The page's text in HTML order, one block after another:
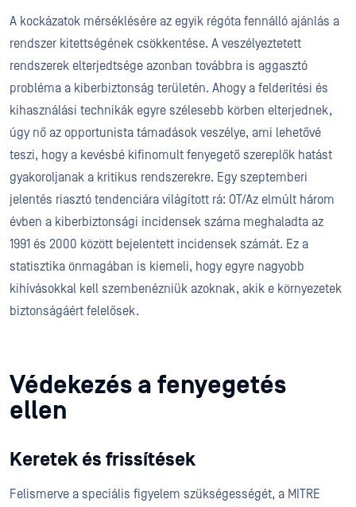
A kockázatok mérséklésére az egyik régóta fennálló ajánlás a
rendszer kitettségének csökkentése. A veszélyeztetett
rendszerek elterjedtsége azonban továbbra is aggasztó
probléma a kiberbiztonság területén. Ahogy a felderítési és
kihasználási technikák egyre szélesebb körben elterjednek,
úgy nő az opportunista támadások veszélye, ami lehetővé
teszi, hogy a kevésbé kifinomult fenyegető szereplők hatást
gyakoroljanak a kritikus rendszerekre. Egy szeptemberi
jelentés riasztó tendenciára világított rá: OT/Az elmúlt három
évben a kiberbiztonsági incidensek száma meghaladta az
1991 és 2000 között bejelentett incidensek számát. Ez a
statisztika önmagában is kiemeli, hogy egyre nagyobb
kihívásokkal kell szembenézniük azoknak, akik e környezetek
biztonságáért felelősek.
Védekezés a fenyegetés
ellen
Keretek és frissítések
Felismerve a speciális figyelem szükségességét, a MITRE